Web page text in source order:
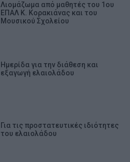
Λιομάζωμα από μαθητές του 1ου
ΕΠΑΛ Κ. Κορακιάνας και του
Μουσικού Σχολείου
Ημερίδα για την διάθεση και
εξαγωγή ελαιολάδου
Για τις προστατευτικές ιδιότητες
του ελαιολάδου